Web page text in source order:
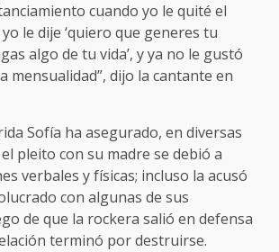
cuando yo le quité el
le dije ‘quiero que generes tu
algo de tu vida’, y ya no le gustó
mensualidad”, dijo la cantante en
Sofía ha asegurado, en diversas
pleito con su madre se debió a
verbales y físicas; incluso la acusó
con algunas de sus
de que la rockera salió en defensa
terminó por destruirse.